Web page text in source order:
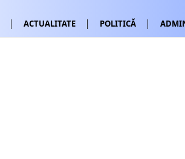
ACTUALITATE POLITICĂ